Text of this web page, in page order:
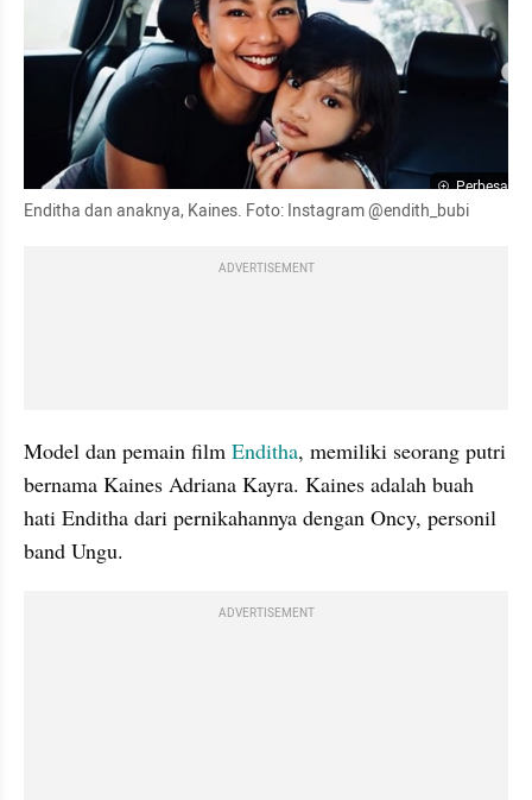
Perbesar
Enditha dan anaknya, Kaines. Foto: Instagram @endith_bubi
ADVERTISEMENT
Model dan pemain film Enditha, memiliki seorang putri
bernama Kaines Adriana Kayra. Kaines adalah buah
hati Enditha dari pernikahannya dengan Oncy, personil
band Ungu.
ADVERTISEMENT